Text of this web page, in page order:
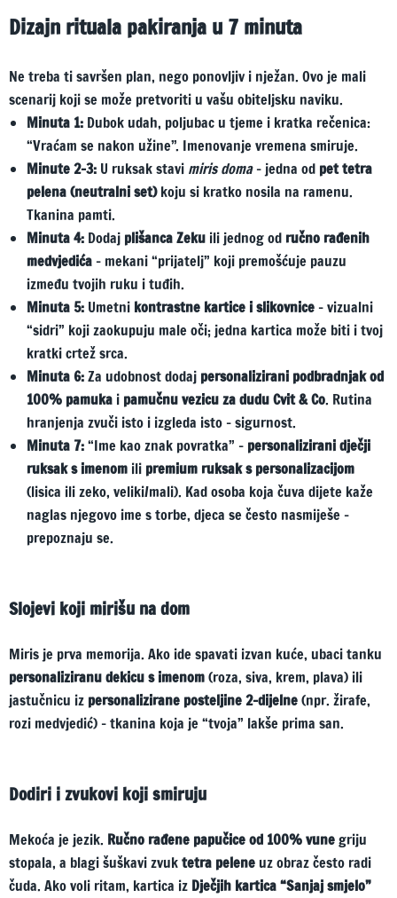
Dizajn rituala pakiranja u 7 minuta
Ne treba ti savršen plan, nego ponovljiv i nježan. Ovo je mali
scenarij koji se može pretvoriti u vašu obiteljsku naviku.
Minuta 1: Dubok udah, poljubac u tjeme i kratka rečenica:
“Vraćam se nakon užine”. Imenovanje vremena smiruje.
Minute 2–3: U ruksak stavi miris doma– jedna od pet tetra
pelena (neutralni set)koju si kratko nosila na ramenu.
Tkanina pamti.
Minuta 4: Dodaj plišanca Zeku ili jednog od ručno rađenih
medvjedića– mekani “prijatelj” koji premošćuje pauzu
između tvojih ruku i tuđih.
Minuta 5: Umetni kontrastne kartice i slikovnice– vizualni
“sidri” koji zaokupuju male oči; jedna kartica može biti i tvoj
kratki crtež srca.
Minuta 6:Za udobnost dodaj personalizirani podbradnjak od
100% pamuka i pamučnu vezicu za dudu Cvit & Co. Rutina
hranjenja zvuči isto i izgleda isto – sigurnost.
Minuta 7:“Ime kao znak povratka” – personalizirani dječji
ruksak s imenom ili premium ruksak s personalizacijom
(lisica ili zeko, veliki/mali). Kad osoba koja čuva dijete kaže
naglas njegovo ime s torbe, djeca se često nasmiješe –
prepoznaju se.
Slojevi koji mirišu na dom
Miris je prva memorija. Ako ide spavati izvan kuće, ubaci tanku
personaliziranu dekicu s imenom(roza, siva, krem, plava) ili
jastučnicu iz personalizirane posteljine 2-dijelne(npr. žirafe,
rozi medvjedić) – tkanina koja je “tvoja” lakše prima san.
Dodiri i zvukovi koji smiruju
Mekoća je jezik. Ručno rađene papučice od 100% vunegriju
stopala, a blagi šuškavi zvuktetra pelene uz obraz često radi
čuda. Ako voli ritam, kartica iz Dječjih kartica “Sanjaj smjelo”